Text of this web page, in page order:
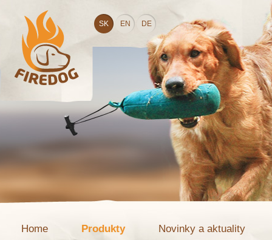
SK EN DE
Home Produkty Novinky a aktuality